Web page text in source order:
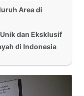
Area di
dan Eksklusif
di Indonesia